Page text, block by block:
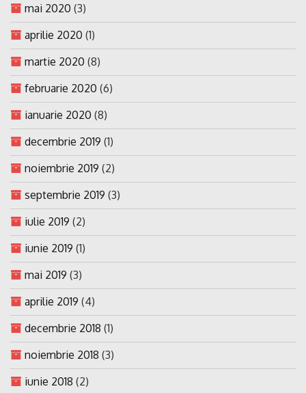
mai 2020 (3)
aprilie 2020 (1)
martie 2020 (8)
februarie 2020 (6)
ianuarie 2020 (8)
decembrie 2019 (1)
noiembrie 2019 (2)
septembrie 2019 (3)
iulie 2019 (2)
iunie 2019 (1)
mai 2019 (3)
aprilie 2019 (4)
decembrie 2018 (1)
noiembrie 2018 (3)
iunie 2018 (2)